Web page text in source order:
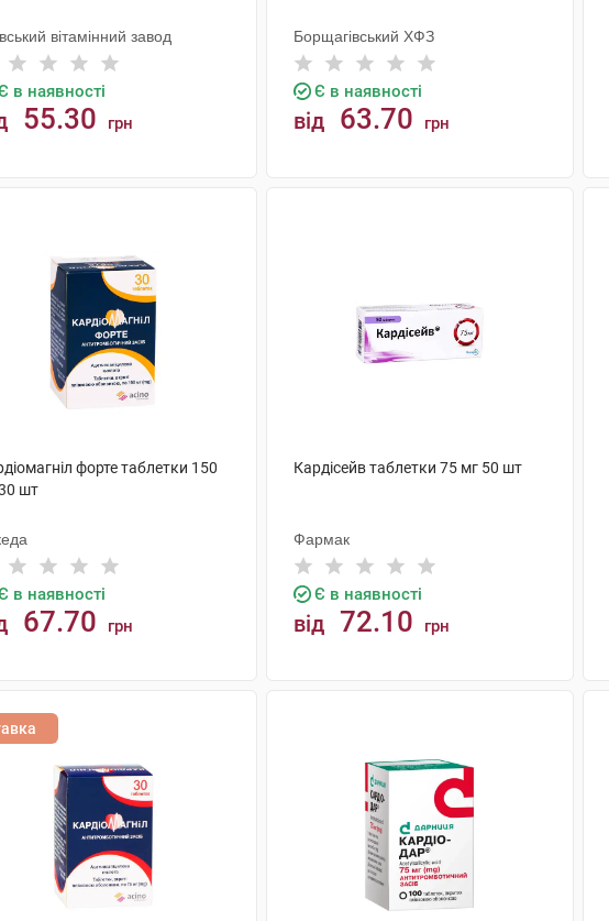
вітамінний завод
в наявності
55.30 грн
Борщагівський ХФЗ
Є в наявності
від 63.70 грн
форте таблетки 150
шт
в наявності
67.70 грн
Кардісейв таблетки 75 мг 50 шт
Фармак
Є в наявності
від 72.10 грн